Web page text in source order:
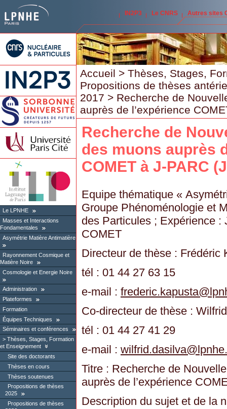
IN2P3 Le CNRS Autres sites
Le LPNHE
Masses et Interactions
Fondamentales
Asymétrie Matière Antimatière
Rayonnement Cosmique et
Matière Noire
Cosmologie et Energie Noire
Administration
Plateformes
Formation
Équipes Techniques
Séminaires et conférences
Thèses, Stages, Formation
et Enseignement
Site des doctorants
Thèses en cours
Thèses soutenues
Propositions de thèses
2025
Propositions de thèses
Accueil > Thèses, Stages,
Propositions de thèses
2017 > Recherche de
auprès de l’expérience
Recherche de
des muons auprès
COMET à J-PARC
Equipe thématique «
Groupe Phénoménologie et
des Particules ; Expérience :
COMET
Directeur de thèse : Frédéric
tél : 01 44 27 63 15
e-mail : frederic.kapusta@
Co-directeur de thèse :
tél : 01 44 27 41 29
e-mail : wilfrid.dasilva@
Titre : Recherche de
auprès de l’expérience
Description du sujet et de la